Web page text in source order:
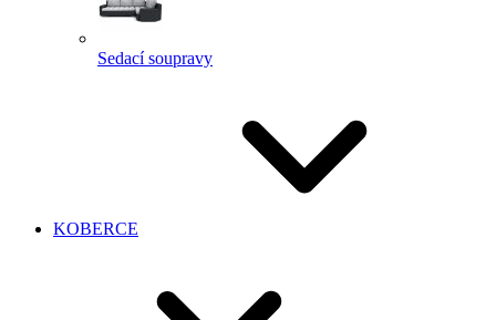
Sedací soupravy
KOBERCE